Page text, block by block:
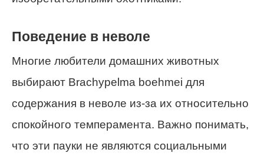
Поведение в неволе
Многие любители домашних животных
выбирают Brachypelma boehmei для
содержания в неволе из-за их относительно
спокойного темперамента. Важно понимать,
что эти пауки не являются социальными